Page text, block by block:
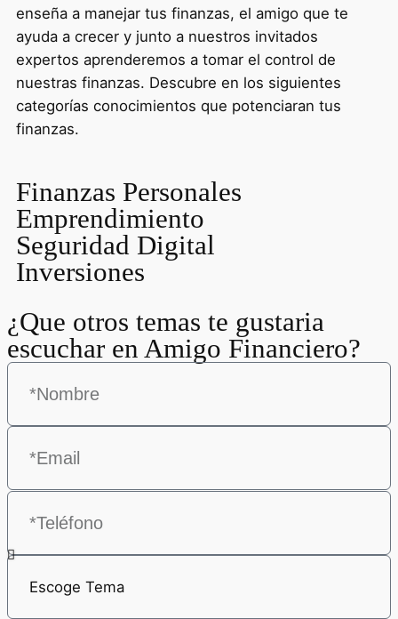
enseña a manejar tus finanzas, el amigo que te
ayuda a crecer y junto a nuestros invitados
expertos aprenderemos a tomar el control de
nuestras finanzas. Descubre en los siguientes
categorías conocimientos que potenciaran tus
finanzas.
Finanzas Personales
Emprendimiento
Seguridad Digital
Inversiones
¿Que otros temas te gustaria
escuchar en Amigo Financiero?